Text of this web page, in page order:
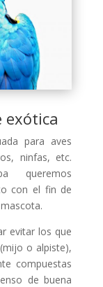
exótica
para aves
ninfas, etc.
queremos
con el fin de
evitar los que
o alpiste),
compuestas
de buena